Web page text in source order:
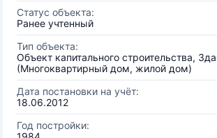
Статус объекта:
Ранее учтенный
Тип объекта:
Объект капитального строительства,
(Многоквартирный дом, жилой дом)
Дата постановки на учёт:
18.06.2012
Год постройки: